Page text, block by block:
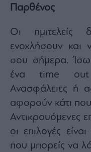
Παρθένος
Οι ημιτελείς
ενοχλήσουν και
σου σήμερα.
ένα time out
Ανασφάλειες ή
αφορούν κάτι
Αντικρουόμενες
οι επιλογές
που μπορείς να